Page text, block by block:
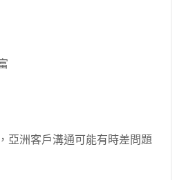
亞洲客戶溝通可能有時差問題